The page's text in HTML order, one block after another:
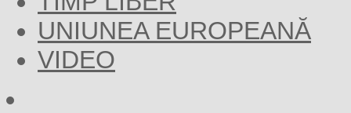
UNIUNEA EUROPEANĂ
VIDEO